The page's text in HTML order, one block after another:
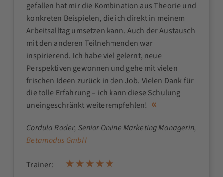
gefallen hat mir die Kombination aus Theorie und
konkreten Beispielen, die ich direkt in meinem
Arbeitsalltag umsetzen kann. Auch der Austausch
mit den anderen Teilnehmenden war
inspirierend. Ich habe viel gelernt, neue
Perspektiven gewonnen und gehe mit vielen
frischen Ideen zurück in den Job. Vielen Dank für
die tolle Erfahrung – ich kann diese Schulung
uneingeschränkt weiterempfehlen!
Cordula Roder, Senior Online Marketing Managerin,
Betamodus GmbH
Trainer: